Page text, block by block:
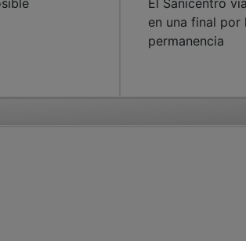
en una final por
permanencia